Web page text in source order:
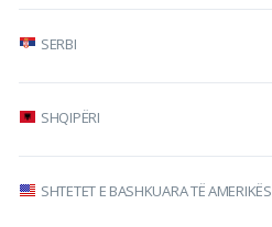
SERBI
SHQIPËRI
SHTETET E BASHKUARA TË AMERIKËS